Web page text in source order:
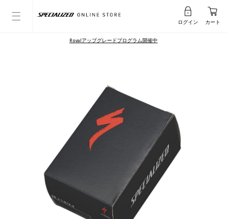
ログイン カート
Rovalアップグレードプログラム開催中